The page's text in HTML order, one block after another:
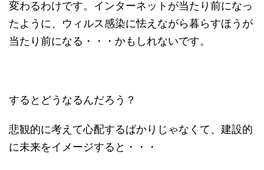
変わるわけです。インターネットが当たり前になっ
たように、ウィルス感染に怯えながら暮らすほうが
当たり前になる・・・かもしれないです。
するとどうなるんだろう？
悲観的に考えて心配するばかりじゃなくて、建設的
に未来をイメージすると・・・